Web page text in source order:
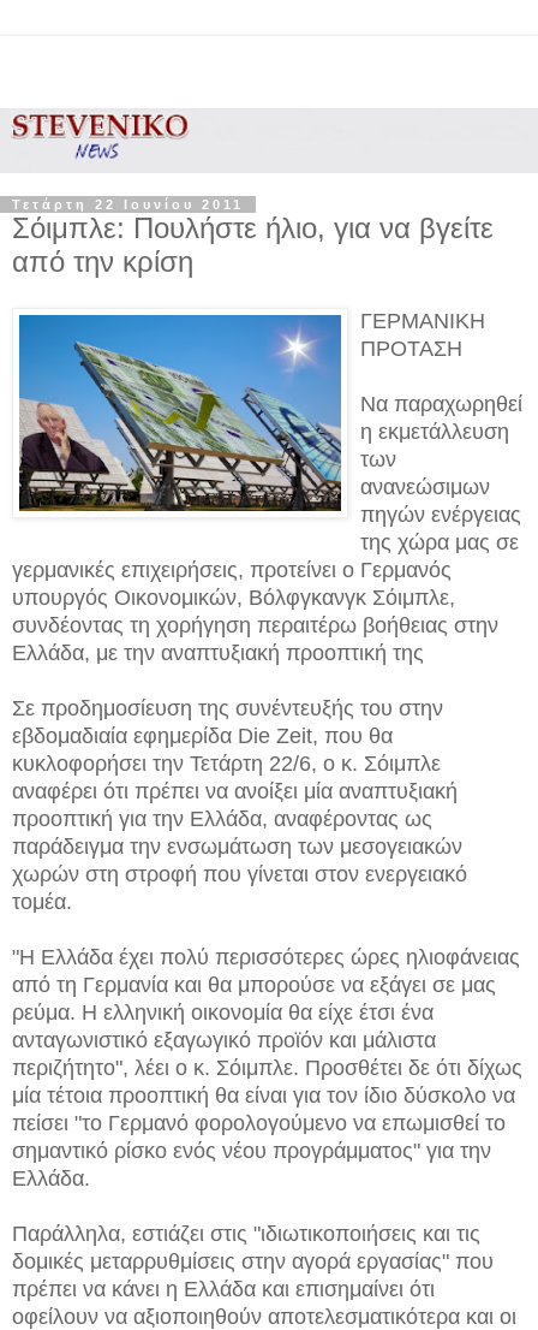
Τετάρτη 22 Ιουνίου 2011
Σόιμπλε: Πουλήστε ήλιο, για να βγείτε
από την κρίση
ΓΕΡΜΑΝΙΚΗ
ΠΡΟΤΑΣΗ
Να παραχωρηθεί
η εκμετάλλευση
των
ανανεώσιμων
πηγών ενέργειας
της χώρα μας σε
γερμανικές επιχειρήσεις, προτείνει ο Γερμανός
υπουργός Οικονομικών, Βόλφγκανγκ Σόιμπλε,
συνδέοντας τη χορήγηση περαιτέρω βοήθειας στην
Ελλάδα, με την αναπτυξιακή προοπτική της
Σε προδημοσίευση της συνέντευξής του στην
εβδομαδιαία εφημερίδα Die Zeit, που θα
κυκλοφορήσει την Τετάρτη 22/6, ο κ. Σόιμπλε
αναφέρει ότι πρέπει να ανοίξει μία αναπτυξιακή
προοπτική για την Ελλάδα, αναφέροντας ως
παράδειγμα την ενσωμάτωση των μεσογειακών
χωρών στη στροφή που γίνεται στον ενεργειακό
τομέα.
"Η Ελλάδα έχει πολύ περισσότερες ώρες ηλιοφάνειας
από τη Γερμανία και θα μπορούσε να εξάγει σε μας
ρεύμα. Η ελληνική οικονομία θα είχε έτσι ένα
ανταγωνιστικό εξαγωγικό προϊόν και μάλιστα
περιζήτητο", λέει ο κ. Σόιμπλε. Προσθέτει δε ότι δίχως
μία τέτοια προοπτική θα είναι για τον ίδιο δύσκολο να
πείσει "το Γερμανό φορολογούμενο να επωμισθεί το
σημαντικό ρίσκο ενός νέου προγράμματος" για την
Ελλάδα.
Παράλληλα, εστιάζει στις "ιδιωτικοποιήσεις και τις
δομικές μεταρρυθμίσεις στην αγορά εργασίας" που
πρέπει να κάνει η Ελλάδα και επισημαίνει ότι
οφείλουν να αξιοποιηθούν αποτελεσματικότερα και οι